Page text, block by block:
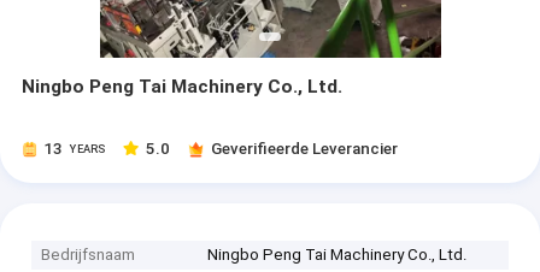
Ningbo Peng Tai Machinery Co., Ltd.
13 YEARS 5.0 Geverifieerde Leverancier
Bedrijfsnaam Ningbo Peng Tai Machinery Co., Ltd.